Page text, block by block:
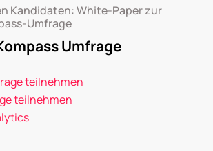
Kandidaten: White-Paper zur
Umfrage
Umfrage
teilnehmen
teilnehmen